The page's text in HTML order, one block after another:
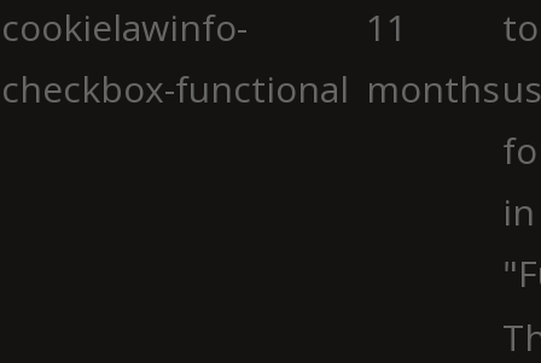
cookielawinfo-
checkbox-functional
11
months